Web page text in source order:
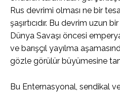
Rus devrimi olması ne bir
şaşırtıcıdır. Bu devrim uzun
Dünya Savaşı öncesi
ve barışçıl yayılma
gözle görülür büyümesine
Bu Enternasyonal, sendikal